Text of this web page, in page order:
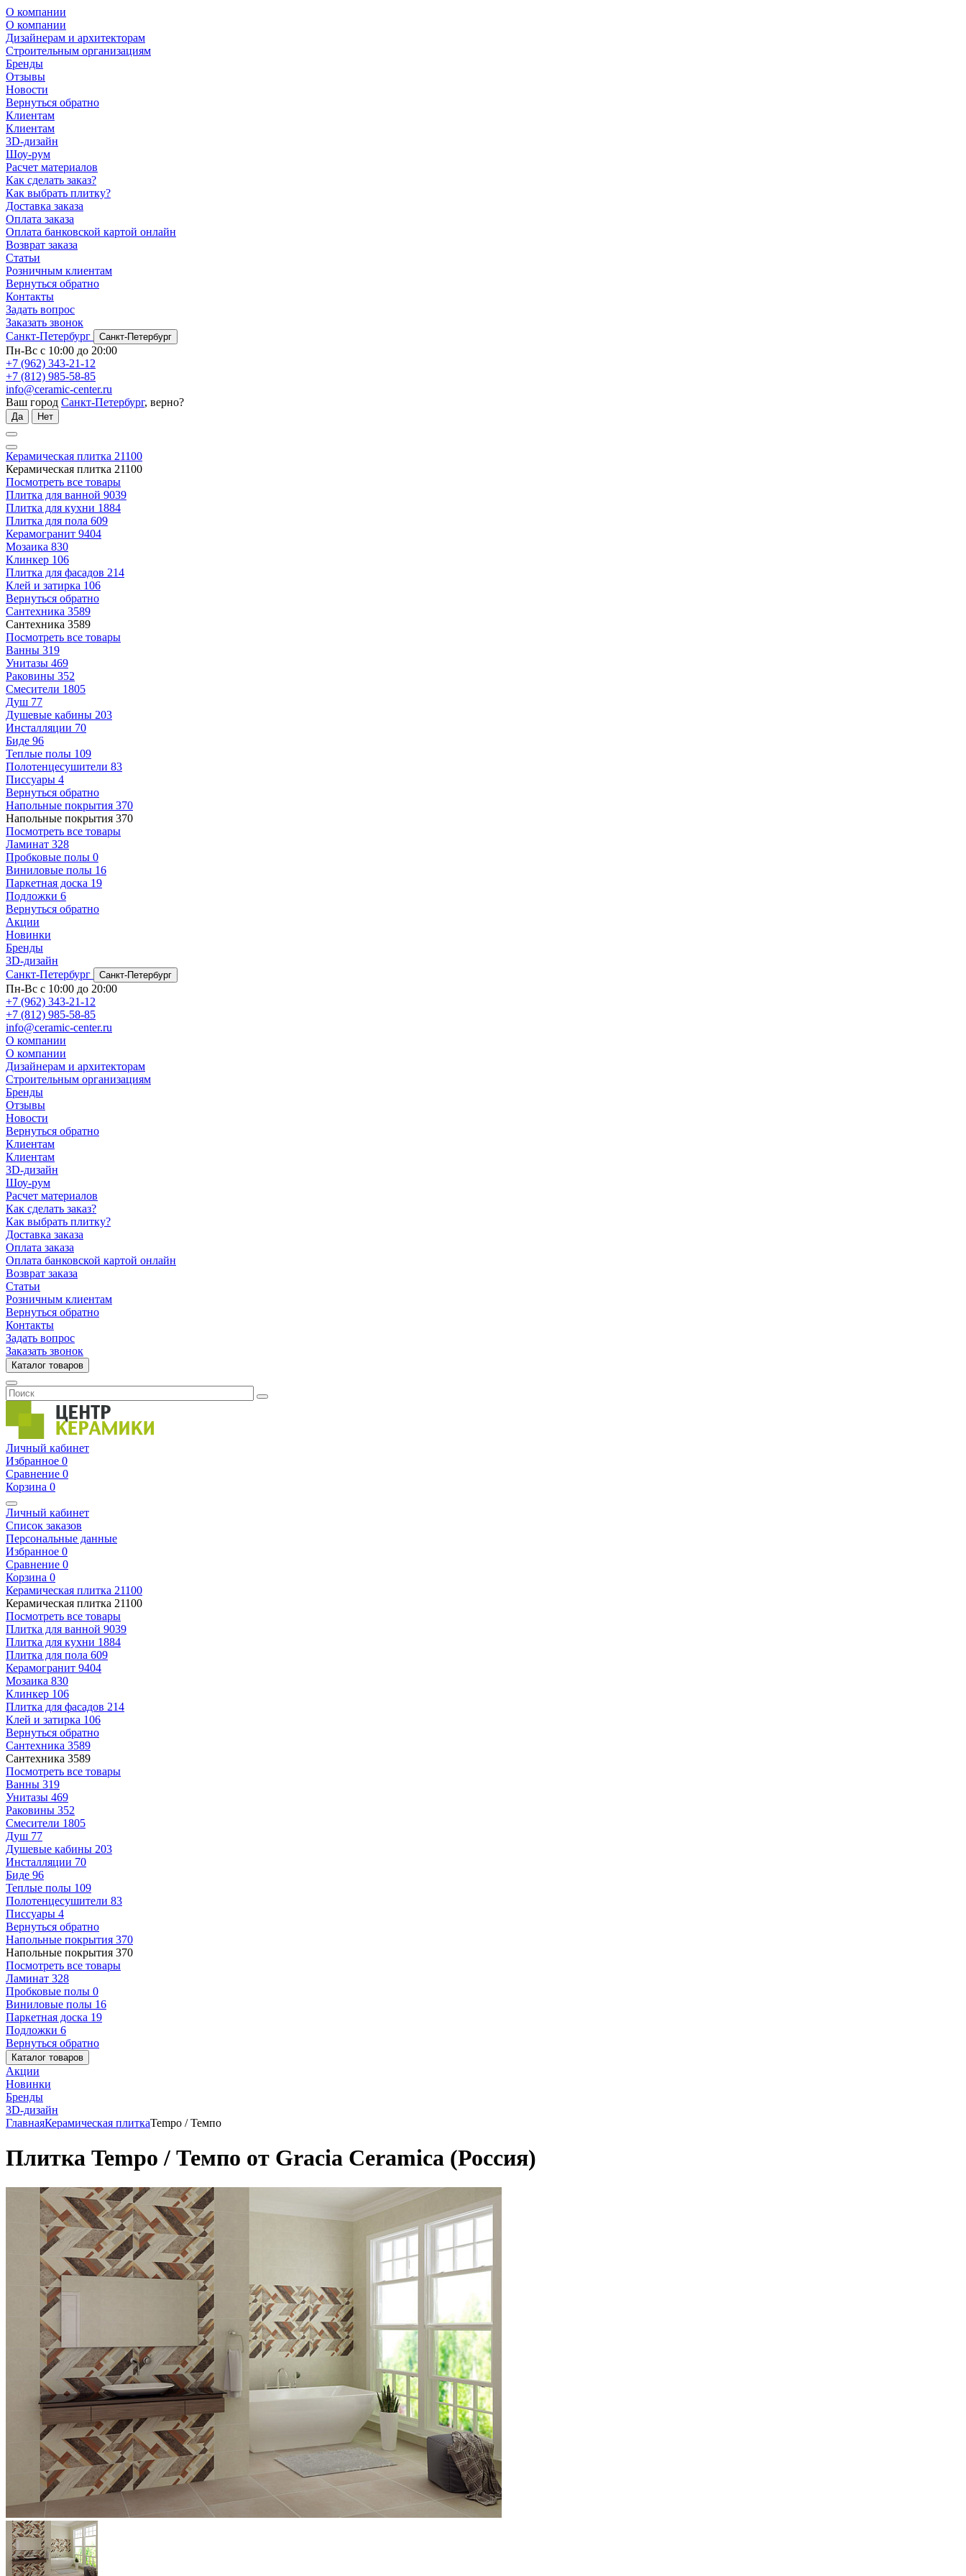
О компании
О компании
Дизайнерам и архитекторам
Строительным организациям
Бренды
Отзывы
Новости
Вернуться обратно
Клиентам
Клиентам
3D-дизайн
Шоу-рум
Расчет материалов
Как сделать заказ?
Как выбрать плитку?
Доставка заказа
Оплата заказа
Оплата банковской картой онлайн
Возврат заказа
Статьи
Розничным клиентам
Вернуться обратно
Контакты
Задать вопрос
Заказать звонок
Санкт-Петербург
Санкт-Петербург
Пн-Вс с 10:00 до 20:00
+7 (962) 343-21-12
+7 (812) 985-58-85
info@ceramic-center.ru
Ваш город Санкт-Петербург, верно?
Да Нет
Керамическая плитка 21100
Керамическая плитка 21100
Посмотреть все товары
Плитка для ванной 9039
Плитка для кухни 1884
Плитка для пола 609
Керамогранит 9404
Мозаика 830
Клинкер 106
Плитка для фасадов 214
Клей и затирка 106
Вернуться обратно
Сантехника 3589
Сантехника 3589
Посмотреть все товары
Ванны 319
Унитазы 469
Раковины 352
Смесители 1805
Душ 77
Душевые кабины 203
Инсталляции 70
Биде 96
Теплые полы 109
Полотенцесушители 83
Писсуары 4
Вернуться обратно
Напольные покрытия 370
Напольные покрытия 370
Посмотреть все товары
Ламинат 328
Пробковые полы 0
Виниловые полы 16
Паркетная доска 19
Подложки 6
Вернуться обратно
Акции
Новинки
Бренды
3D-дизайн
Санкт-Петербург
Санкт-Петербург
Пн-Вс с 10:00 до 20:00
+7 (962) 343-21-12
+7 (812) 985-58-85
info@ceramic-center.ru
О компании
О компании
Дизайнерам и архитекторам
Строительным организациям
Бренды
Отзывы
Новости
Вернуться обратно
Клиентам
Клиентам
3D-дизайн
Шоу-рум
Расчет материалов
Как сделать заказ?
Как выбрать плитку?
Доставка заказа
Оплата заказа
Оплата банковской картой онлайн
Возврат заказа
Статьи
Розничным клиентам
Вернуться обратно
Контакты
Задать вопрос
Заказать звонок
Каталог товаров
Личный кабинет
Избранное 0
Сравнение 0
Корзина 0
Личный кабинет
Список заказов
Персональные данные
Избранное 0
Сравнение 0
Корзина 0
Керамическая плитка 21100
Керамическая плитка 21100
Посмотреть все товары
Плитка для ванной 9039
Плитка для кухни 1884
Плитка для пола 609
Керамогранит 9404
Мозаика 830
Клинкер 106
Плитка для фасадов 214
Клей и затирка 106
Вернуться обратно
Сантехника 3589
Сантехника 3589
Посмотреть все товары
Ванны 319
Унитазы 469
Раковины 352
Смесители 1805
Душ 77
Душевые кабины 203
Инсталляции 70
Биде 96
Теплые полы 109
Полотенцесушители 83
Писсуары 4
Вернуться обратно
Напольные покрытия 370
Напольные покрытия 370
Посмотреть все товары
Ламинат 328
Пробковые полы 0
Виниловые полы 16
Паркетная доска 19
Подложки 6
Вернуться обратно
Каталог товаров
Акции
Новинки
Бренды
3D-дизайн
ГлавнаяКерамическая плиткаTempo / Темпо
Плитка Tempo / Темпо от Gracia Ceramica (Россия)